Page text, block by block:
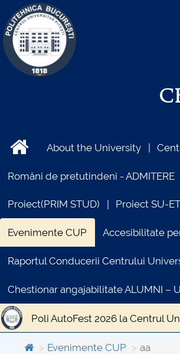
About the University
Români de pretutindeni - ADMITERE
Proiect(PRIM STUD) Proiect SU-
Evenimente CUP Accesibilitate
Raportul Conducerii Centrului
Chestionar angajabilitate ALUMNI –
Poli AutoFest 2026 la Centrul
aa EDUFEST 2026:
Evenimente CUP aa